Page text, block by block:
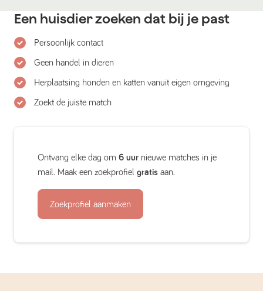
Een huisdier zoeken dat bij je past
Persoonlijk contact
Geen handel in dieren
Herplaatsing honden en katten vanuit eigen omgeving
Zoekt de juiste match
Ontvang elke dag om 6 uur nieuwe matches in je
mail. Maak een zoekprofiel gratis aan.
Zoekprofiel aanmaken